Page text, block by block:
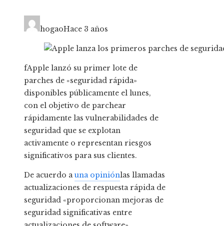
hogaoHace 3 años
fApple lanzó su primer lote de
parches de «seguridad rápida»
disponibles públicamente el lunes,
con el objetivo de parchear
rápidamente las vulnerabilidades de
seguridad que se explotan
activamente o representan riesgos
significativos para sus clientes.
De acuerdo auna opiniónlas llamadas
actualizaciones de respuesta rápida de
seguridad «proporcionan mejoras de
seguridad significativas entre